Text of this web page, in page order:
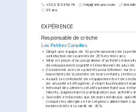
+33 6 12 34 56 78 help@enhancv.com
35 ans
EXPÉRIENCE
Responsable de crèche
Les Petites Canailles
•
Dirigé une équipe de 10 professionnels de la
satisfaction des parents de 25% en trois ans.
•
Mise en place d'un programme d'activités
développement cognitif et émotionnel de plus de
• Coordonné avec les parents pour informer sur
importants de la journée de leurs enfants,
• Assuré la conformité des équipements et des
de sécurité et d'hygiène, évitant tout incident
• Introduit des ateliers créatifs permettant aux
talents, augmentant la participation aux activités
•
Surveillé et répondu aux besoins médicaux
compris les allergies et les régimes alimentaires
incidents liés à la santé de 30%.